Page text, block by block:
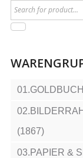
(1867)
03.PAPIER &